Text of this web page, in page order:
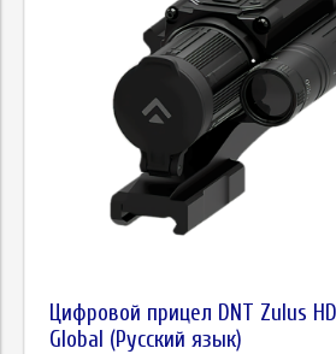
Цифровой прицел DNT Zulus
Global (Русский язык)